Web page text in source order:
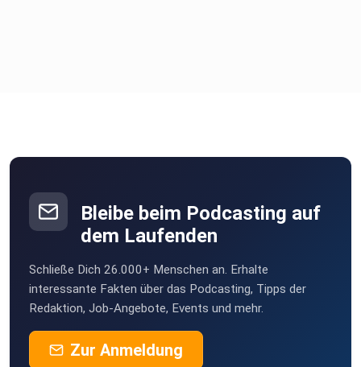
Bleibe beim Podcasting auf
dem Laufenden
Schließe Dich 26.000+ Menschen an. Erhalte
interessante Fakten über das Podcasting, Tipps der
Redaktion, Job-Angebote, Events und mehr.
Zur Anmeldung